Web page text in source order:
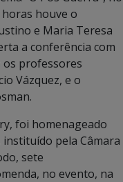
horas houve o
e Maria Teresa
a conferência com
os professores
Vázquez, e o
foi homenageado
instituído pela Câmara
sete
no evento, na